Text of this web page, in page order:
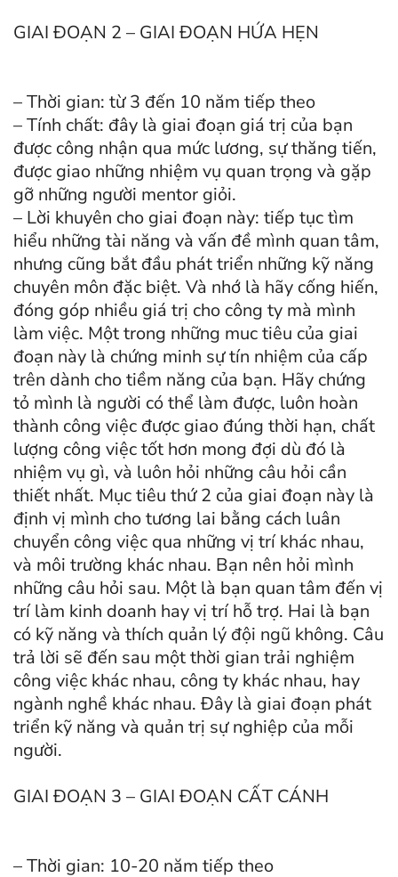
GIAI ĐOẠN 2 – GIAI ĐOẠN HỨA HẸN
– Thời gian: từ 3 đến 10 năm tiếp theo
– Tính chất: đây là giai đoạn giá trị của bạn
được công nhận qua mức lương, sự thăng tiến,
được giao những nhiệm vụ quan trọng và gặp
gỡ những người mentor giỏi.
– Lời khuyên cho giai đoạn này: tiếp tục tìm
hiểu những tài năng và vấn đề mình quan tâm,
nhưng cũng bắt đầu phát triển những kỹ năng
chuyên môn đặc biệt. Và nhớ là hãy cống hiến,
đóng góp nhiều giá trị cho công ty mà mình
làm việc. Một trong những muc tiêu của giai
đoạn này là chứng minh sự tín nhiệm của cấp
trên dành cho tiềm năng của bạn. Hãy chứng
tỏ mình là người có thể làm được, luôn hoàn
thành công việc được giao đúng thời hạn, chất
lượng công việc tốt hơn mong đợi dù đó là
nhiệm vụ gì, và luôn hỏi những câu hỏi cần
thiết nhất. Mục tiêu thứ 2 của giai đoạn này là
định vị mình cho tương lai bằng cách luân
chuyển công việc qua những vị trí khác nhau,
và môi trường khác nhau. Bạn nên hỏi mình
những câu hỏi sau. Một là bạn quan tâm đến vị
trí làm kinh doanh hay vị trí hỗ trợ. Hai là bạn
có kỹ năng và thích quản lý đội ngũ không. Câu
trả lời sẽ đến sau một thời gian trải nghiệm
công việc khác nhau, công ty khác nhau, hay
ngành nghề khác nhau. Đây là giai đoạn phát
triển kỹ năng và quản trị sự nghiệp của mỗi
người.
GIAI ĐOẠN 3 – GIAI ĐOẠN CẤT CÁNH
– Thời gian: 10-20 năm tiếp theo